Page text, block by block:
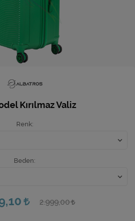
Ev Hediyeleri
Yeni İş Hediyeleri
Mutfak
Kırılmaz Valiz
Renk
Beden
2.999,00